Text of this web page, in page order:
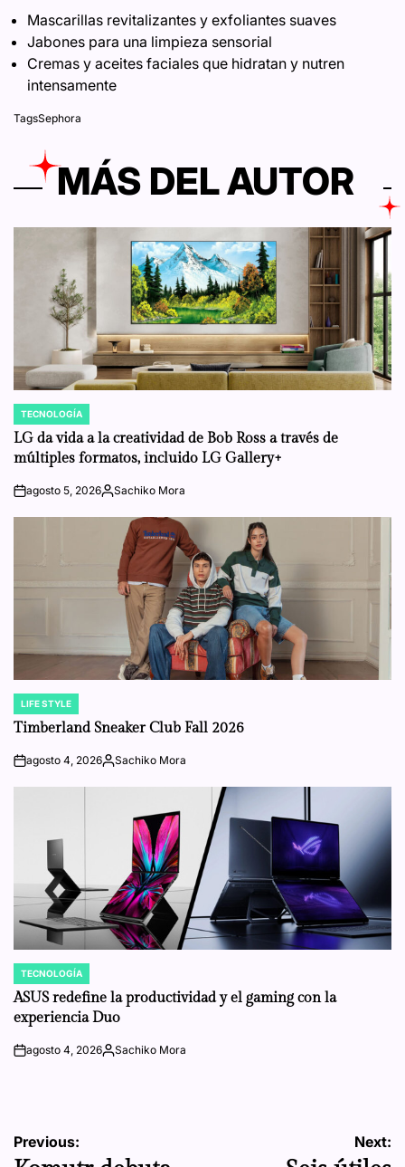
Mascarillas revitalizantes y exfoliantes suaves
Jabones para una limpieza sensorial
Cremas y aceites faciales que hidratan y nutren
intensamente
TagsSephora
MÁS DEL AUTOR
POSTED
IN
TECNOLOGÍA
LG da vida a la creatividad de Bob Ross a través de
múltiples formatos, incluido LG Gallery+
onagosto 5, 2026Posted
Sachiko Mora
POSTED
IN
LIFE STYLE
Timberland Sneaker Club Fall 2026
onagosto 4, 2026Posted
Sachiko Mora
POSTED
IN
TECNOLOGÍA
ASUS redefine la productividad y el gaming con la
experiencia Duo
onagosto 4, 2026Posted
Sachiko Mora
Navegación
Previous: Next: